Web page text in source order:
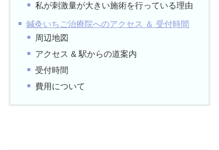
私が刺激量が大きい施術を行っている理由
鍼灸いちご治療院へのアクセス ＆ 受付時間
周辺地図
アクセス & 駅からの道案内
受付時間
費用について